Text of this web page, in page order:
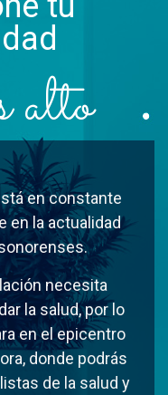
alto
en constante
en la actualidad
necesita
la salud, por lo
en el epicentro
donde podrás
de la salud y